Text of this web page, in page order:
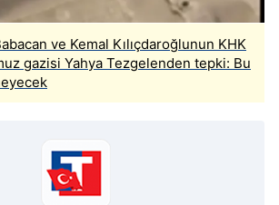
ve Kemal Kılıçdaroğlunun KHK
gazisi Yahya Tezgelenden tepki: Bu